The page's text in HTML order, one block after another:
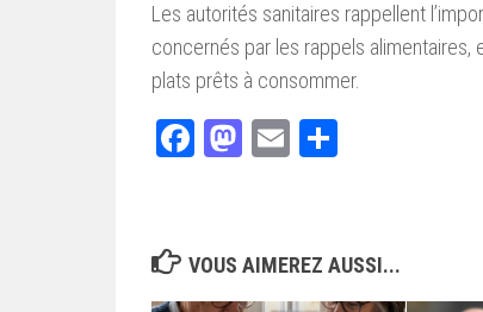
Les autorités sanitaires rappellent
concernés par les rappels
plats prêts à consommer.
Facebook
Mastodon
Email
VOUS AIMEREZ AUSSI...